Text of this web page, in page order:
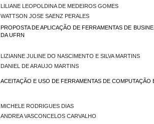
LILIANE LEOPOLDINA DE MEDEIROS GOMES
WATTSON JOSE SAENZ PERALES
PROPOSTA DE APLICAÇÃO DE FERRAMENTAS DE
DA UFRN
LIZIANNE JULINE DO NASCIMENTO E SILVA MARTINS
DANIEL DE ARAUJO MARTINS
ACEITAÇÃO E USO DE FERRAMENTAS DE
MICHELE RODRIGUES DIAS
ANDREA VASCONCELOS CARVALHO